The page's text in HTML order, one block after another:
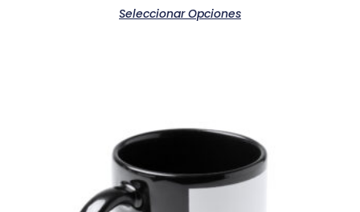
Seleccionar Opciones